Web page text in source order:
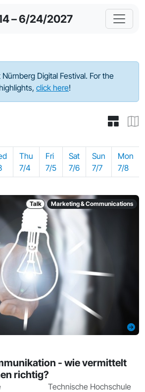
– 6/24/2027
Digital Festival. For the
click here!
Thu
7/4
Fri
7/5
Sat
7/6
Sun
7/7
Mon
7/8
Talk Marketing & Communications
- wie vermittelt
richtig?
Technische Hochschule